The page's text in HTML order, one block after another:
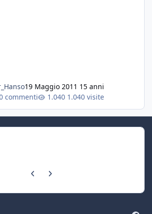
19 Maggio 2011 15 anni
commenti
1.040 visite
Previous carousel slide
Next carousel slide